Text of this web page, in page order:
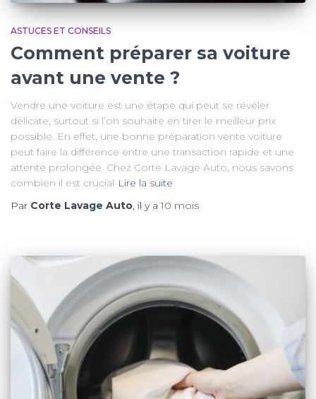
ASTUCES ET CONSEILS
Comment préparer sa voiture
avant une vente ?
Vendre une voiture est une étape qui peut se révéler
délicate, surtout si l’on souhaite en tirer le meilleur prix
possible. En effet, une bonne préparation vente voiture
peut faire la différence entre une transaction rapide et une
attente prolongée. Chez Corte Lavage Auto, nous savons
combien il est crucial Lire la suite
Par Corte Lavage Auto , il y a10 mois